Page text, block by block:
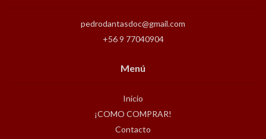
pedrodantasdoc@gmail.com
+56 9 77040904
Menú
Inicio
¡COMO COMPRAR!
Contacto